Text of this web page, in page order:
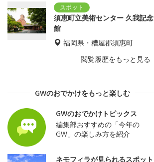
須恵町立美術センター 久我記念
館
福岡県・糟屋郡須惠町
閲覧履歴をもっと見る
GWのおでかけをもっと楽しむ
GWのおでかけトピックス
編集部おすすめの「今年の
GW」の楽しみ方を紹介
ネモフィラが見られるスポット